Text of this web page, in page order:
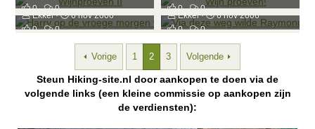
0
0
0
0
Ekkel
6 nov 2006
0
0
Ekkel
6 nov 2006
0
0
Vorige 1 2 3 Volgende
Steun Hiking-site.nl door aankopen te doen via de
volgende links (een kleine commissie op aankopen zijn
de verdiensten):